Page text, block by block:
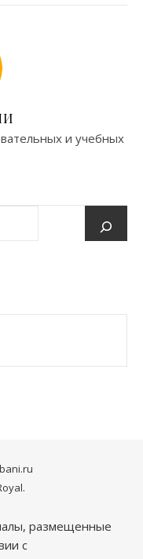
и учебных
.
размещенные
с